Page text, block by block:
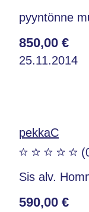
pyyntönne
850,00 €
25.11.2014
pekkaC
Sis alv.
590,00 €